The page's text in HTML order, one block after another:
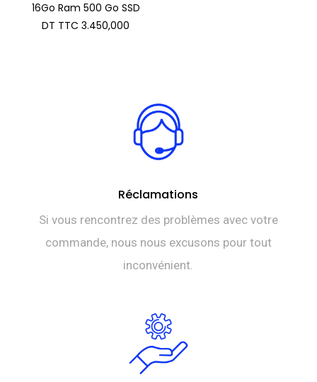
16Go Ram 500 Go SSD
DT TTC 3.450,000
Réclamations
Si vous rencontrez des problèmes avec votre
commande, nous nous excusons pour tout
inconvénient.